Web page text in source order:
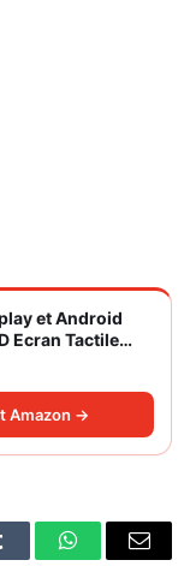
et Android
Ecran Tactile
Lien
FM/USB/EQ
de Recul
Amazon →
WhatsAppEmail